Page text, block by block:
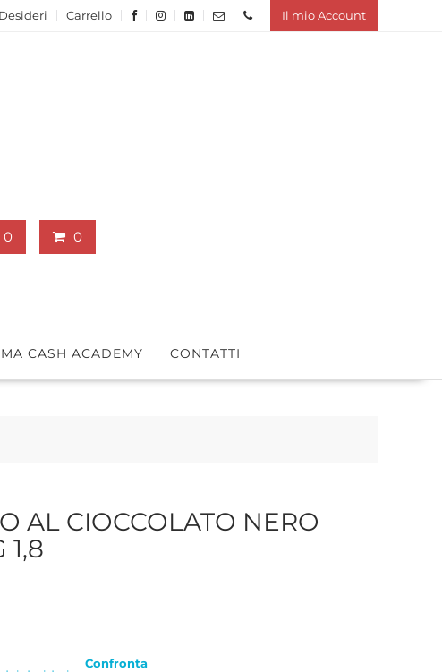
Carrello Il mio Account
0 0
CASH ACADEMY CONTATTI
AL CIOCCOLATO NERO
1,8
Confronta